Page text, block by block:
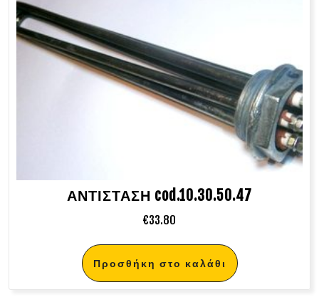
ΑΝΤΙΣΤΑΣΗ cod.10.30.50.47
€33.80
Προσθήκη στο καλάθι